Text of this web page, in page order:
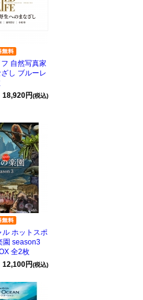
自然写真家
し ブルーレ
18,920円(税込)
ル ホットスポ
園 season3
全2枚
12,100円(税込)